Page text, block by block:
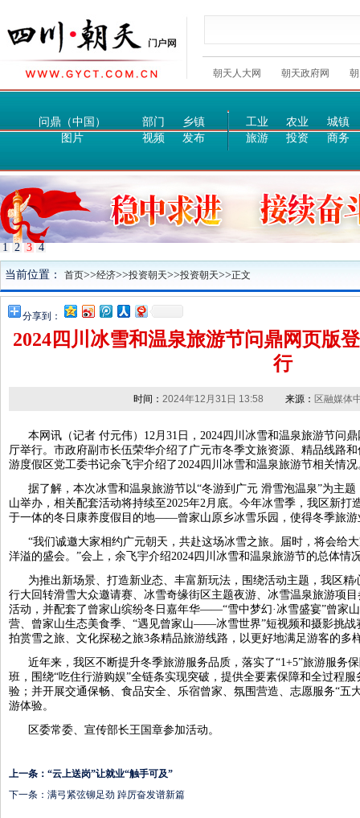
朝天人大网 朝天政府网
问鼎（中国） 部门
乡镇
图片
视频 发布
工业 农业
城镇
旅游
投资 商务
1 2 3 4
当前位置： 首页>>经济>>投资朝天>>投资朝天>>正文
分享到：
2024四川冰雪和温泉旅游节问鼎网页版
行
时间： 2024年12月31日 13:58 来源： 区融媒体
本网讯（记者 付元伟）12月31日，2024四川冰雪和温泉旅游节问
厅举行。市政府副市长伍荣华介绍了广元市冬季文旅资源、精品线路
游度假区党工委书记余飞宇介绍了2024四川冰雪和温泉旅游节相关情况
据了解，本次冰雪和温泉旅游节以“冬游到广元 滑雪泡温泉”为主
山举办，相关配套活动将持续至2025年2月底。今年冰雪季，我区新
于一体的冬日康养度假目的地——曾家山原乡冰雪乐园，使得冬季旅游
“我们诚邀大家相约广元朝天，共赴这场冰雪之旅。届时，将会给
洋溢的盛会。”会上，余飞宇介绍2024四川冰雪和温泉旅游节的总体情
为推出新场景、打造新业态、丰富新玩法，围绕活动主题，我区精
行大回转滑雪大众邀请赛、冰雪奇缘街区主题夜游、冰雪温泉旅游项
活动，并配套了曾家山缤纷冬日嘉年华——“雪中梦幻·冰雪盛宴”曾家
营、曾家山生态美食季、“遇见曾家山——冰雪世界”短视频和摄影挑战
拍赏雪之旅、文化探秘之旅3条精品旅游线路，以更好地满足游客的多
近年来，我区不断提升冬季旅游服务品质，落实了“1+5”旅游服务
班，围绕“吃住行游购娱”全链条实现突破，提供全要素保障和全过程
验；并开展交通保畅、食品安全、乐宿曾家、氛围营造、志愿服务“五
游体验。
区委常委、宣传部长王国章参加活动。
上一条： “云上送岗”让就业“触手可及”
下一条： 满弓紧弦铆足劲 踔厉奋发谱新篇